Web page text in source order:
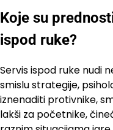
Koje su
ispod ruke?
Servis ispod ruke nudi
smislu strategije,
iznenaditi protivnike,
lakši za početnike,